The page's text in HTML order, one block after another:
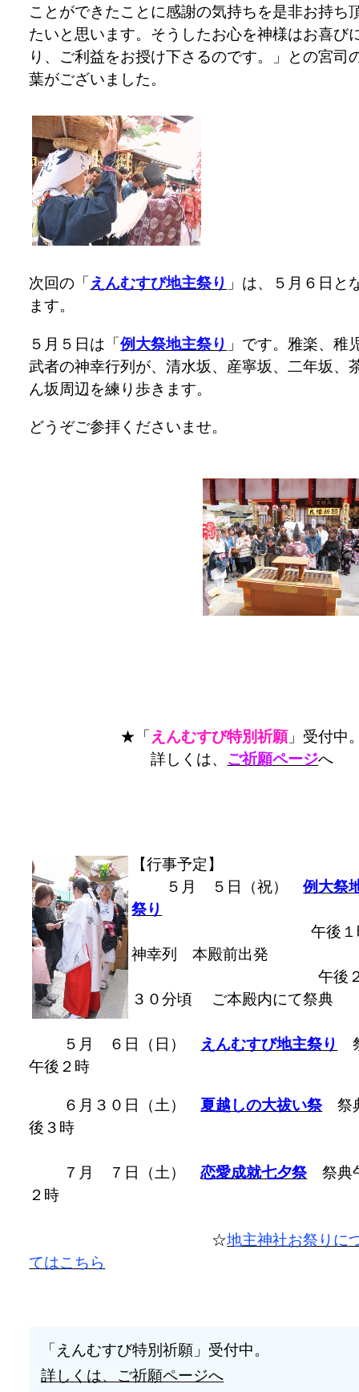
ことができたことに感謝の気持ちを是非お持ち
たいと思います。そうしたお心を神様はお喜び
り、ご利益をお授け下さるのです。」との宮司
葉がございました。
次回の「 えんむすび地主祭り 」は、５月６日と
ます。
５月５日は「例大祭地主祭り 」です。雅楽、稚
武者の神幸行列が、清水坂、産寧坂、二年坂、
ん坂周辺を練り歩きます。
どうぞご参拝くださいませ。
★「 えんむすび特別祈願」受付中
詳しくは、 ご祈願ページへ
【行事予定】
５月 ５日（祝）例大祭
祭り
午後１
神幸列 本殿前出発
午後２
３０分頃 ご本殿内にて祭典
５月 ６日（日） えんむすび地主祭り
午後２時
６月３０日（土） 夏越しの大祓い祭祭
後３時
７月 ７日（土）恋愛成就七夕祭祭典
２時
☆地主神社お祭りに
てはこちら
「えんむすび特別祈願」受付中。
詳しくは、ご祈願ページへ